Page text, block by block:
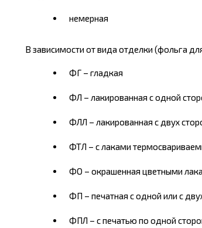
немерная
В зависимости от вида отделки (фольга
ФГ – гладкая
ФЛ – лакированная с одной
ФЛЛ – лакированная с двух
ФТЛ – с лаками
ФО – окрашенная цветными
ФП – печатная с одной или с
ФПЛ – с печатью по одной